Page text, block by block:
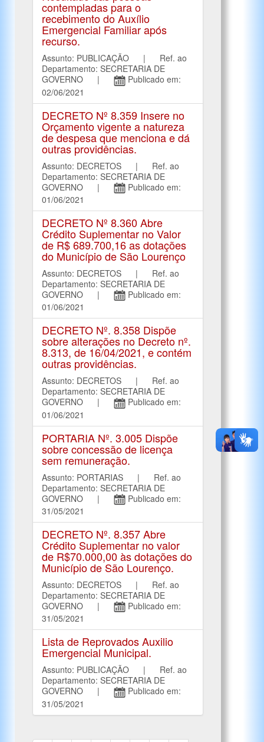
contempladas para o
recebimento do Auxílio
Emergencial Familiar após
recurso.
Assunto: PUBLICAÇÃO | Ref. ao
Departamento: SECRETARIA DE
GOVERNO |
Publicado em:
02/06/2021
DECRETO Nº 8.359 Insere no
Orçamento vigente a natureza
de despesa que menciona e dá
outras providências.
Assunto: DECRETOS | Ref. ao
Departamento: SECRETARIA DE
GOVERNO |
Publicado em:
01/06/2021
DECRETO Nº 8.360 Abre
Crédito Suplementar no Valor
de R$ 689.700,16 as dotações
do Município de São Lourenço
Assunto: DECRETOS | Ref. ao
Departamento: SECRETARIA DE
GOVERNO |
Publicado em:
01/06/2021
DECRETO Nº. 8.358 Dispõe
sobre alterações no Decreto nº.
8.313, de 16/04/2021, e contém
outras providências.
Assunto: DECRETOS | Ref. ao
Departamento: SECRETARIA DE
GOVERNO |
Publicado em:
01/06/2021
PORTARIA Nº. 3.005 Dispõe
sobre concessão de licença
sem remuneração.
Assunto: PORTARIAS | Ref. ao
Departamento: SECRETARIA DE
GOVERNO |
Publicado em:
31/05/2021
DECRETO Nº. 8.357 Abre
Crédito Suplementar no valor
de R$70.000,00 às dotações do
Município de São Lourenço.
Assunto: DECRETOS | Ref. ao
Departamento: SECRETARIA DE
GOVERNO |
Publicado em:
31/05/2021
Lista de Reprovados Auxilio
Emergencial Municipal.
Assunto: PUBLICAÇÃO | Ref. ao
Departamento: SECRETARIA DE
GOVERNO |
Publicado em:
31/05/2021